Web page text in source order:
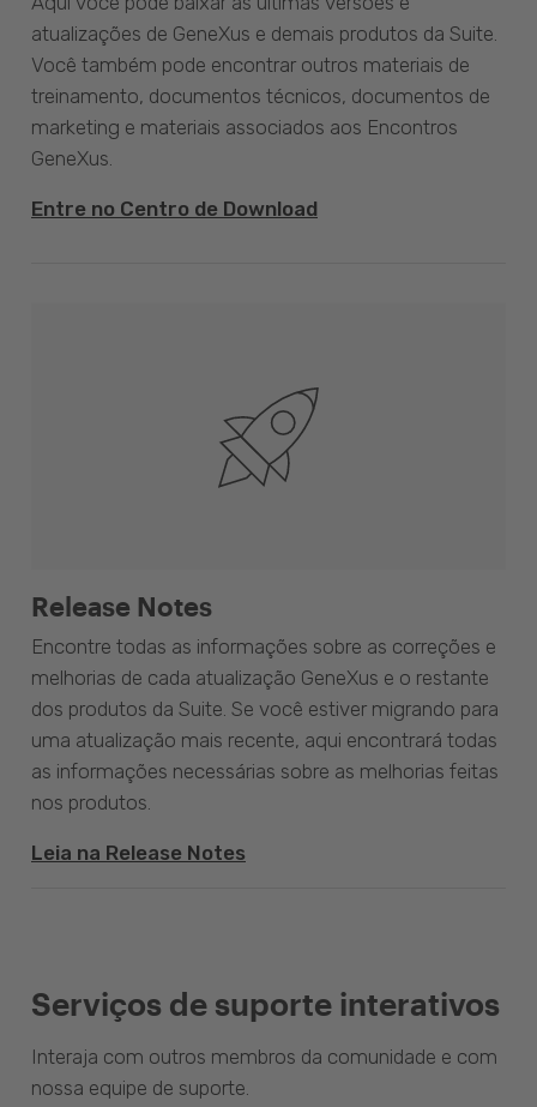
atualizações de GeneXus e demais produtos da Suite.
Você também pode encontrar outros materiais de
treinamento, documentos técnicos, documentos de
marketing e materiais associados aos Encontros
GeneXus.
Entre no Centro de Download
Release Notes
Encontre todas as informações sobre as correções e
melhorias de cada atualização GeneXus e o restante
dos produtos da Suite. Se você estiver migrando para
uma atualização mais recente, aqui encontrará todas
as informações necessárias sobre as melhorias feitas
nos produtos.
Leia na Release Notes
Serviços de suporte interativos
Interaja com outros membros da comunidade e com
nossa equipe de suporte.